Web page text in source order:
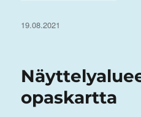
Julkaistu
19.08.2021
opaskartta